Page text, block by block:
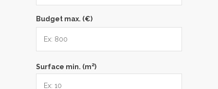
Budget max. (€)
Surface min. (m2)